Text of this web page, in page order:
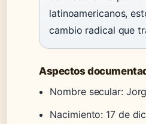
latinoamericanos,
cambio radical que
Aspectos
Nombre secular:
Nacimiento: 17 de